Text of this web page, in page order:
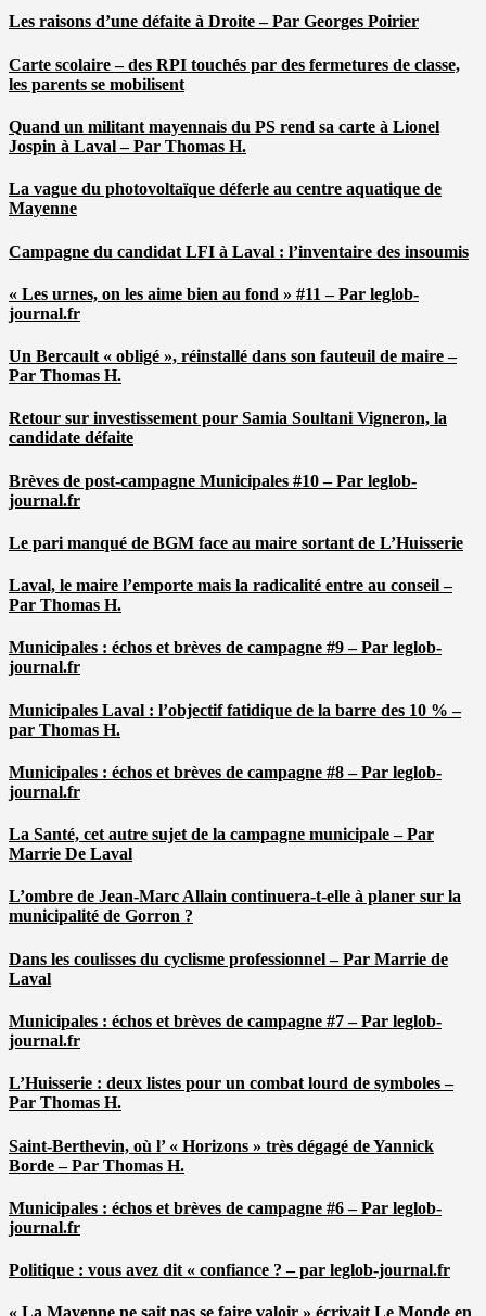
Les raisons d’une défaite à Droite – Par Georges Poirier
Carte scolaire – des RPI touchés par des fermetures de classe,
les parents se mobilisent
Quand un militant mayennais du PS rend sa carte à Lionel
Jospin à Laval – Par Thomas H.
La vague du photovoltaïque déferle au centre aquatique de
Mayenne
Campagne du candidat LFI à Laval : l’inventaire des insoumis
« Les urnes, on les aime bien au fond » #11 – Par leglob-
journal.fr
Un Bercault « obligé », réinstallé dans son fauteuil de maire –
Par Thomas H.
Retour sur investissement pour Samia Soultani Vigneron, la
candidate défaite
Brèves de post-campagne Municipales #10 – Par leglob-
journal.fr
Le pari manqué de BGM face au maire sortant de L’Huisserie
Laval, le maire l’emporte mais la radicalité entre au conseil –
Par Thomas H.
Municipales : échos et brèves de campagne #9 – Par leglob-
journal.fr
Municipales Laval : l’objectif fatidique de la barre des 10 % –
par Thomas H.
Municipales : échos et brèves de campagne #8 – Par leglob-
journal.fr
La Santé, cet autre sujet de la campagne municipale – Par
Marrie De Laval
L’ombre de Jean-Marc Allain continuera-t-elle à planer sur la
municipalité de Gorron ?
Dans les coulisses du cyclisme professionnel – Par Marrie de
Laval
Municipales : échos et brèves de campagne #7 – Par leglob-
journal.fr
L’Huisserie : deux listes pour un combat lourd de symboles –
Par Thomas H.
Saint-Berthevin, où l’ « Horizons » très dégagé de Yannick
Borde – Par Thomas H.
Municipales : échos et brèves de campagne #6 – Par leglob-
journal.fr
Politique : vous avez dit « confiance ? – par leglob-journal.fr